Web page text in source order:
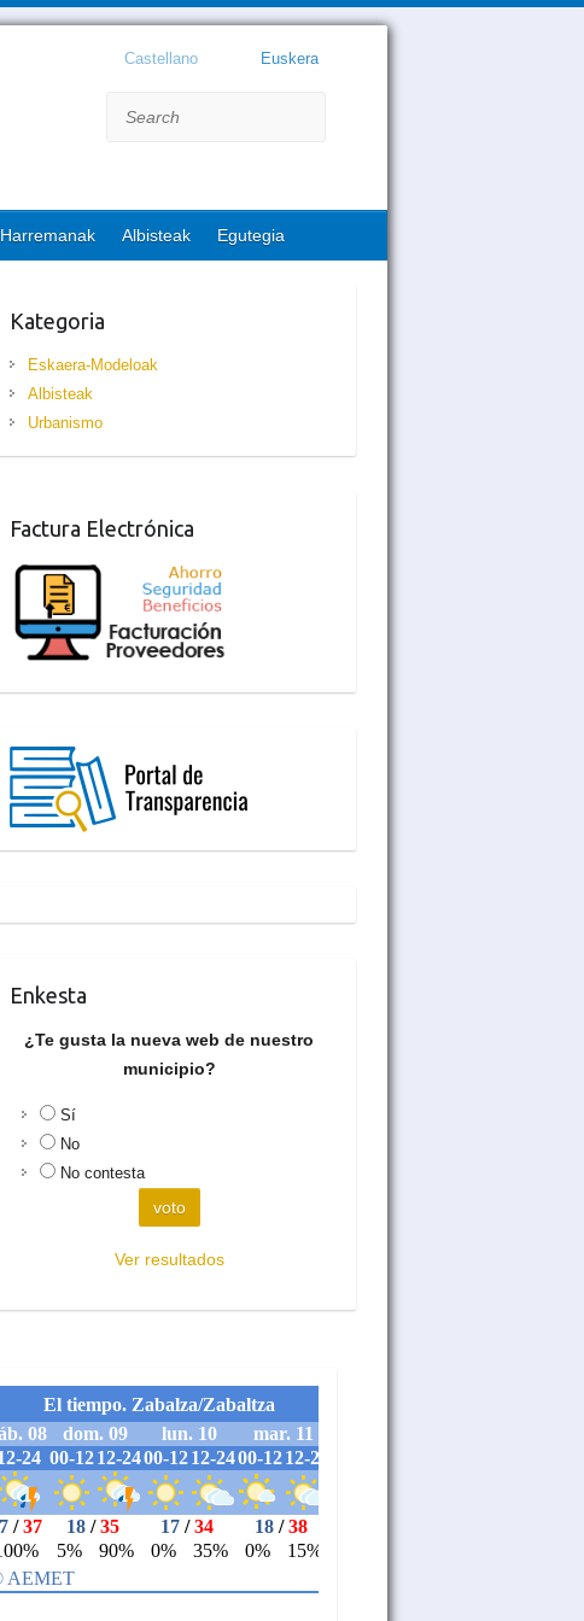
Castellano Euskera
Harremanak Albisteak Egutegia
Kategoria
Eskaera-Modeloak
Albisteak
Urbanismo
Factura Electrónica
Enkesta
¿Te gusta la nueva web de nuestro
municipio?
Sí
No
No contesta
Ver resultados